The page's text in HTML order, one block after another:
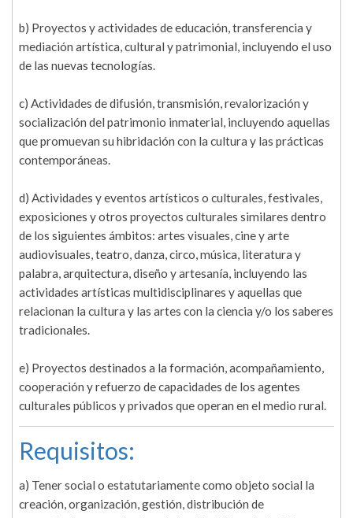
b) Proyectos y actividades de educación, transferencia y
mediación artística, cultural y patrimonial, incluyendo el uso
de las nuevas tecnologías.
c) Actividades de difusión, transmisión, revalorización y
socialización del patrimonio inmaterial, incluyendo aquellas
que promuevan su hibridación con la cultura y las prácticas
contemporáneas.
d) Actividades y eventos artísticos o culturales, festivales,
exposiciones y otros proyectos culturales similares dentro
de los siguientes ámbitos: artes visuales, cine y arte
audiovisuales, teatro, danza, circo, música, literatura y
palabra, arquitectura, diseño y artesanía, incluyendo las
actividades artísticas multidisciplinares y aquellas que
relacionan la cultura y las artes con la ciencia y/o los saberes
tradicionales.
e) Proyectos destinados a la formación, acompañamiento,
cooperación y refuerzo de capacidades de los agentes
culturales públicos y privados que operan en el medio rural.
Requisitos:
a) Tener social o estatutariamente como objeto social la
creación, organización, gestión, distribución de